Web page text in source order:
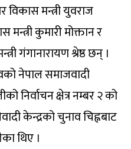
विकास मन्त्री युवराज
कुमारी मोक्तान र
गंगानारायण श्रेष्ठ छन् ।
नेपाल समाजवादी
निर्वाचन क्षेत्र नम्बर २ को
केन्द्रको चुनाव चिह्नबाट
थिए ।